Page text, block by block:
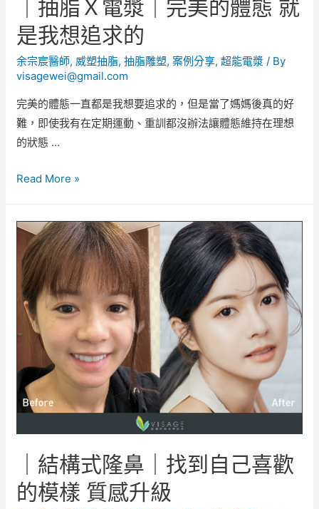
｜抽脂Ｘ電漿｜完美的體態 就
是我想追求的
余宗宸醫師, 威塑抽脂,抽脂雕塑,案例分享,超能電漿 / By
visagewei@gmail.com
完美的體態一直都是我想要追求的，但是當了媽媽後真的好
難，即使我有在定期運動、重訓都沒辦法讓體態維持在理想
的狀態 …
Read More »
｜結構式隆鼻｜找到自己喜歡
的模樣 質感升級